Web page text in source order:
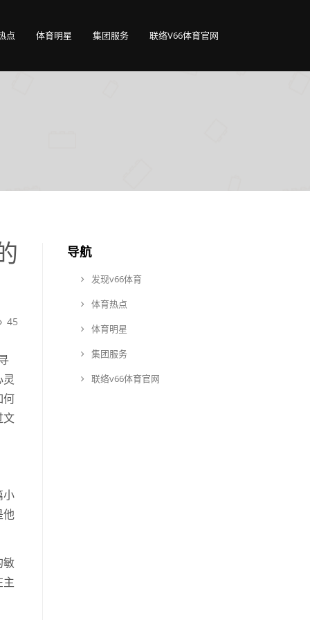
点 体育明星 集团服务 联络V66体育官网
45
何
文
小
他
敏
主
导航
发现v66体育
体育热点
体育明星
集团服务
联络v66体育官网